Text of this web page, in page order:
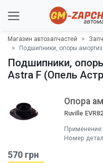
Магазин автозапчастей
Подшипники, опоры
Подшипники,
Astra F (Опель
Опора
Ruville
Применение:
Номер
570 грн